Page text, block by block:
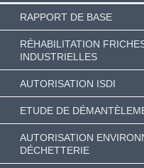
RAPPORT DE BASE
RÉHABILITATION
INDUSTRIELLES
AUTORISATION ISDI
ETUDE DE
AUTORISATION
DÉCHETTERIE